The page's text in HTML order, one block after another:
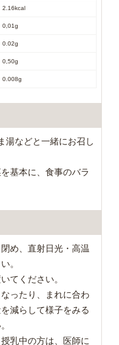
2.16kcal
0,01g
0.02g
0,50g
0.008g
湯などと一緒にお召し
基本に、食事のバラ
め、直射日光・高温
。
てください。
ったり、まれに合わ
減らして様子をみる
乳中の方は、医師に